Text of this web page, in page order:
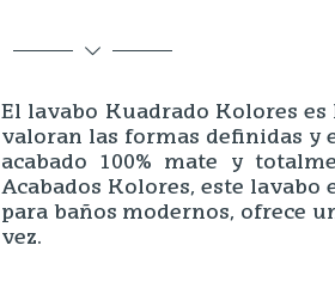
El lavabo Kuadrado Kolores
valoran las formas definidas y
acabado 100% mate y
Acabados Kolores, este lavabo
para baños modernos, ofrece
vez.